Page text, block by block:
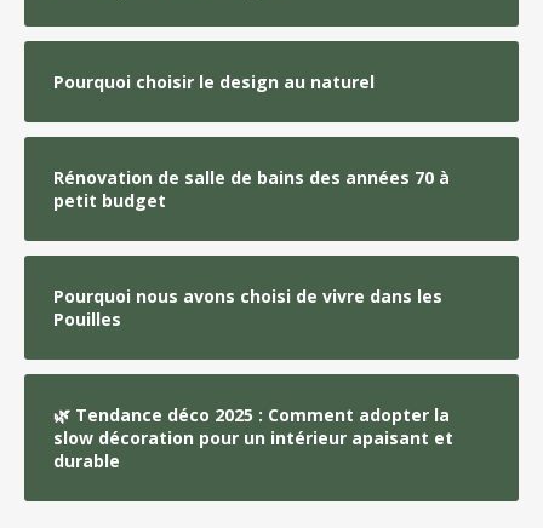
Pourquoi choisir le design au naturel
Rénovation de salle de bains des années 70 à
petit budget
Pourquoi nous avons choisi de vivre dans les
Pouilles
🌿 Tendance déco 2025 : Comment adopter la
slow décoration pour un intérieur apaisant et
durable